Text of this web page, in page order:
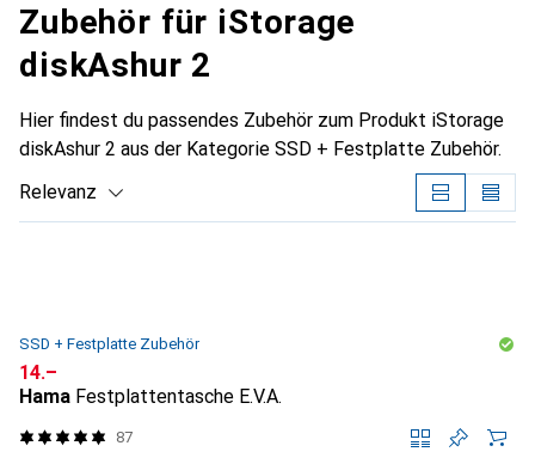
Zubehör für iStorage
diskAshur 2
Hier findest du passendes Zubehör zum Produkt iStorage
diskAshur 2 aus der Kategorie SSD + Festplatte Zubehör.
Relevanz
SSD + Festplatte Zubehör
CHF
14.–
Hama Festplattentasche E.V.A.
87